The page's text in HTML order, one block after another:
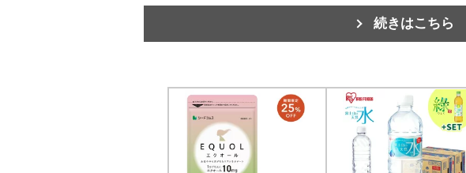
続きはこちら